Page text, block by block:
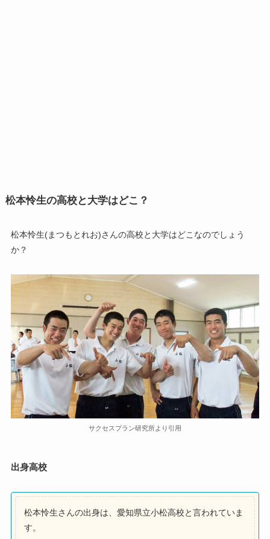
松本怜生の高校と大学はどこ？
松本怜生(まつもとれお)さんの高校と大学はどこなのでしょう
か？
サクセスプラン研究所より引用
出身高校
松本怜生さんの出身は、愛知県立小松高校と言われていま
す。